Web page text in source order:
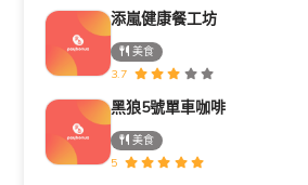
立即享有【壽星本人消費用餐半價優
---
目前無當月壽星優惠
添嵐健康餐工坊
美食
3.7
黑狼5號單車咖啡
美食
5